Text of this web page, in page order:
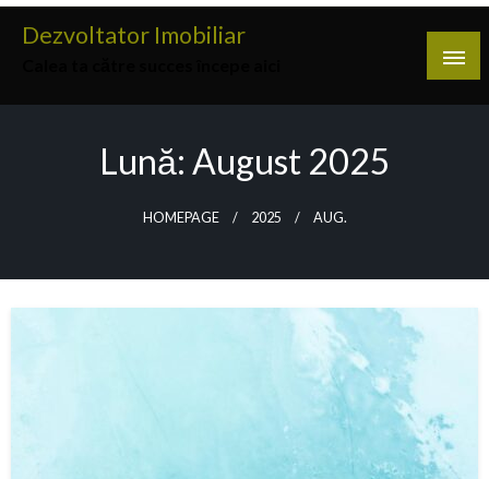
Skip
Dezvoltator Imobiliar
Lună: August 2025
HOMEPAGE 2025 AUG.